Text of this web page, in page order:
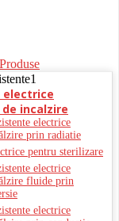
electrice
incalzire
electrice
prin radiatie
pentru sterilizare
electrice
fluide prin
electrice